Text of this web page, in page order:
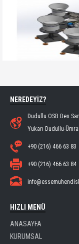
NEREDEYİZ?
Dudullu OSB Des
Yukarı Dudullu-
+90 (216) 466 63 83
+90 (216) 466 63 84
HIZLI MENÜ
ANASAYFA
KURUMSAL